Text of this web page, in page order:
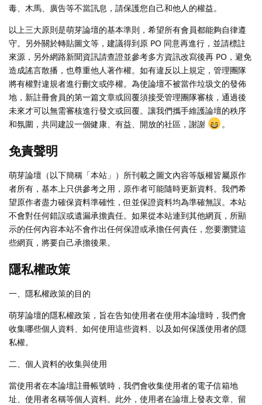
毒、木馬、廣告等不當訊息，請保護您自己和他人的權益。
以上三大原則是萌芽論壇的基本準則，希望所有會員都能夠自律遵
守。另外關於轉貼圖文等，建議得到原 PO 同意再進行，並請標註
來源，另外網路新聞資訊請查證並參考多方資訊改寫後再 PO，避免
造成謠言散播，也尊重他人著作權。如有違反以上規定，管理團隊
將有權對違規者進行刪文或停權。為使論壇不被當作垃圾文的發佈
地，新註冊會員的第一篇文章或回覆須接受管理團隊審核，通過後
未來才可以無需審核進行發文或回覆。讓我們攜手維護論壇的秩序
和氛圍，共同建設一個健康、有益、開放的社區，謝謝
。
免責聲明
萌芽論壇（以下簡稱「本站」）所刊載之圖文內容等版權皆屬原作
者所有，基本上只供參考之用，原作者可能隨時更新資料。我們希
望原作者盡力確保資料準確性，但並保證資料均為準確無誤。本站
不會對任何錯誤或遺漏承擔責任。如果從本站連到其他網頁，所顯
示的任何內容本站不會作出任何保證或承擔任何責任，您要瀏覽這
些網頁，將要自己承擔後果。
隱私權政策
一、隱私權政策的目的
萌芽論壇的隱私權政策，旨在告知使用者在使用本論壇時，我們會
收集哪些個人資料、如何使用這些資料、以及如何保護使用者的隱
私權。
二、個人資料的收集與使用
當使用者在本論壇註冊帳號時，我們會收集使用者的電子信箱地
址、使用者名稱等個人資料。此外，使用者在論壇上發表文章、留